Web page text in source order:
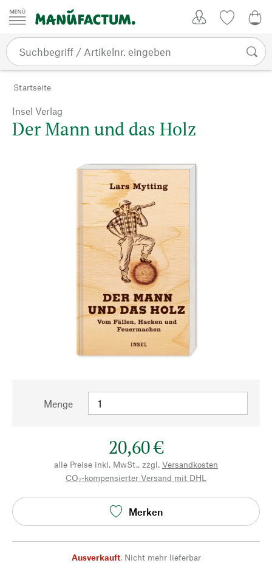
Zum Inhalt springen
Startseite
Insel Verlag
Der Mann und das Holz
Menge
20,60 €
alle Preise inkl. MwSt., zzgl. Versandkosten
CO₂-kompensierter Versand mit DHL
Merken
Ausverkauft, Nicht mehr lieferbar